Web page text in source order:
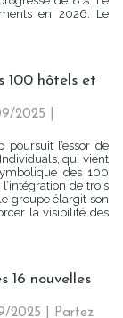
en 2026. Le
100 hôtels et
2025
poursuit l’essor de
qui vient
des 100
de trois
groupe élargit son
la visibilité des
16 nouvelles
2025
Partez